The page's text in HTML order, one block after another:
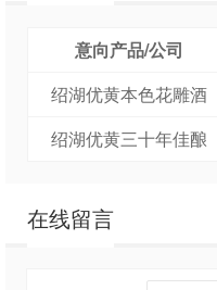
意向产品/公司
绍湖优黄本色花雕酒
绍湖优黄三十年佳酿
在线留言